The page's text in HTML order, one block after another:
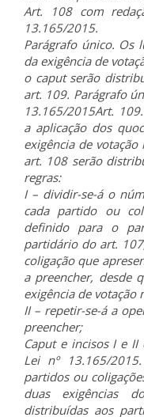
Art. 108 com
13.165/2015.
Parágrafo único. Os
da exigência de
o caput serão
art. 109. Parágrafo
13.165/2015Art.
a aplicação dos
exigência de
art. 108 serão
regras:
I – dividir-se-á o
cada partido ou
definido para o
partidário do art.
coligação que
a preencher, desde
exigência de
II – repetir-se-á a
preencher;
Caput e incisos I e
Lei nº 13.165/
partidos ou
duas exigências
distribuídas aos